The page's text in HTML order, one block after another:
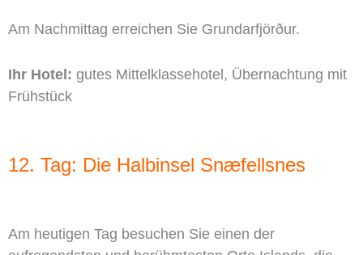
Am Nachmittag erreichen Sie Grundarfjörður.
Ihr Hotel: gutes Mittelklassehotel, Übernachtung mit
Frühstück
12. Tag: Die Halbinsel Snæfellsnes
Am heutigen Tag besuchen Sie einen der